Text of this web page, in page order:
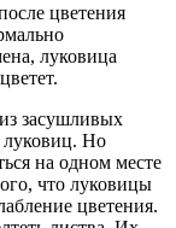
цветения
луковица
засушливых
луковиц. Но
на одном месте
что луковицы
цветения.